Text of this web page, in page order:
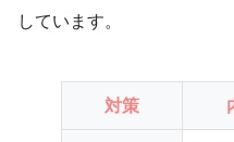
しています。
対策